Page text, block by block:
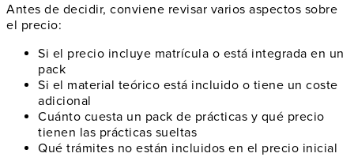
Antes de decidir, conviene revisar varios aspectos sobre
el precio:
Si el precio incluye matrícula o está integrada en un
pack
Si el material teórico está incluido o tiene un coste
adicional
Cuánto cuesta un pack de prácticas y qué precio
tienen las prácticas sueltas
Qué trámites no están incluidos en el precio inicial